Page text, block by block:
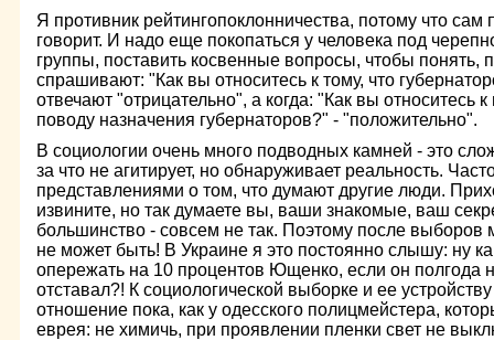
Я противник рейтингопоклонничества, потому что сам
говорит. И надо еще покопаться у человека под
группы, поставить косвенные вопросы, чтобы понять,
спрашивают: "Как вы относитесь к тому, что
отвечают "отрицательно", а когда: "Как вы относитесь
поводу назначения губернаторов?" - "положительно".
В социологии очень много подводных камней - это
за что не агитирует, но обнаруживает реальность.
представлениями о том, что думают другие люди.
извините, но так думаете вы, ваши знакомые, ваш
большинство - совсем не так. Поэтому после выборов
не может быть! В Украине я это постоянно слышу: ну
опережать на 10 процентов Ющенко, если он полгода
отставал?! К социологической выборке и ее
отношение пока, как у одесского полицмейстера,
еврея: не химичь, при проявлении пленки свет не